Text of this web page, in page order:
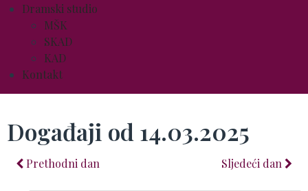
Dramski studio
MŠK
SKAD
KAD
Kontakt
Događaji od 14.03.2025
Prethodni dan Sljedeći dan